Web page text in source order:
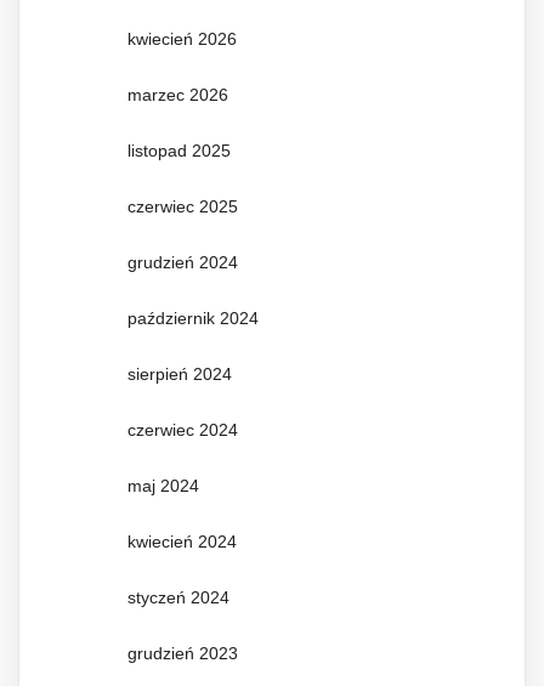
kwiecień 2026
marzec 2026
listopad 2025
czerwiec 2025
grudzień 2024
październik 2024
sierpień 2024
czerwiec 2024
maj 2024
kwiecień 2024
styczeń 2024
grudzień 2023